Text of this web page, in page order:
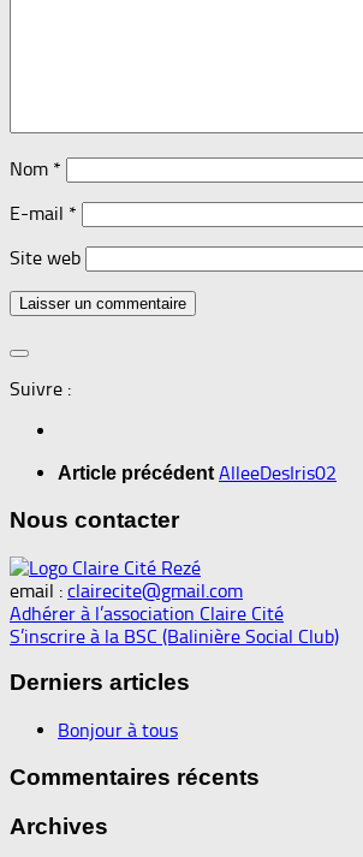
Nom *
E-mail *
Site web
Suivre :
Article précédent AlleeDesIris02
Nous contacter
email : clairecite@gmail.com
Adhérer à l’association Claire Cité
S’inscrire à la BSC (Balinière Social Club)
Derniers articles
Bonjour à tous
Commentaires récents
Archives